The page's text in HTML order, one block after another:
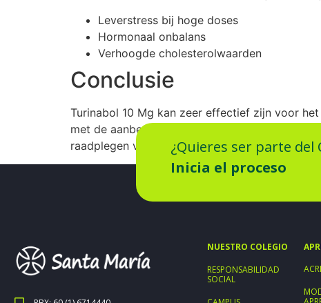
Leverstress bij hoge doses
Hormonaal onbalans
Verhoogde cholesterolwaarden
Conclusie
Turinabol 10 Mg kan zeer effectief zijn voor
met de aanbevolen doseringen, cycles en
raadplegen voor advies over het gebruik van
¿Quieres ser parte del
Inicia el proceso
NUESTRO COLEGIO
RESPONSABILIDAD
SOCIAL